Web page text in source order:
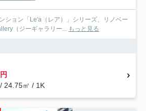
ション「Le'a（レア）」シリーズ、リノベー
（ジーギャラリー... もっと見る
24.75㎡ / 1K